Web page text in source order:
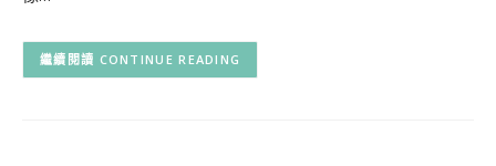
CONTINUE READING